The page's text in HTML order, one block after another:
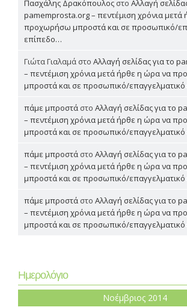
Πασχάλης Δρακόπουλος στο Αλλαγή
pamemprosta.org – πεντέμιση χρόνια
προχωρήσω μπροστά και σε προσωπικό/
επίπεδο…
Γιώτα Γιαλαμά στο Αλλαγή σελίδας για το
– πεντέμιση χρόνια μετά ήρθε η ώρα να
μπροστά και σε προσωπικό/
πάμε μπροστά στο Αλλαγή σελίδας για το
– πεντέμιση χρόνια μετά ήρθε η ώρα να
μπροστά και σε προσωπικό/
πάμε μπροστά στο Αλλαγή σελίδας για το
– πεντέμιση χρόνια μετά ήρθε η ώρα να
μπροστά και σε προσωπικό/
πάμε μπροστά στο Αλλαγή σελίδας για το
– πεντέμιση χρόνια μετά ήρθε η ώρα να
μπροστά και σε προσωπικό/
Ημερολόγιο
Νοέμβριος 2014